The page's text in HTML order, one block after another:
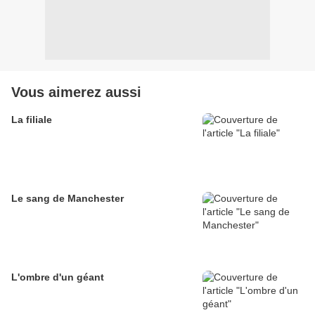
Vous aimerez aussi
La filiale
Le sang de Manchester
L'ombre d'un géant